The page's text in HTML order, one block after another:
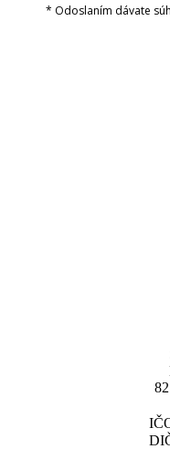
* Odoslaním dávate